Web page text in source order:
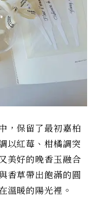
，保留了最初嘉柏
以紅莓、柑橘調突
美好的晚香玉融合
香草帶出飽滿的圓
溫暖的陽光裡。